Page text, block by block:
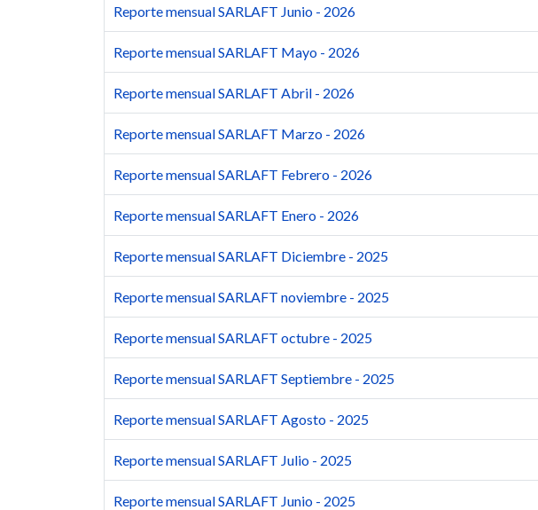
Reporte mensual SARLAFT Junio - 2026
Reporte mensual SARLAFT Mayo - 2026
Reporte mensual SARLAFT Abril - 2026
Reporte mensual SARLAFT Marzo - 2026
Reporte mensual SARLAFT Febrero - 2026
Reporte mensual SARLAFT Enero - 2026
Reporte mensual SARLAFT Diciembre - 2025
Reporte mensual SARLAFT noviembre - 2025
Reporte mensual SARLAFT octubre - 2025
Reporte mensual SARLAFT Septiembre - 2025
Reporte mensual SARLAFT Agosto - 2025
Reporte mensual SARLAFT Julio - 2025
Reporte mensual SARLAFT Junio - 2025